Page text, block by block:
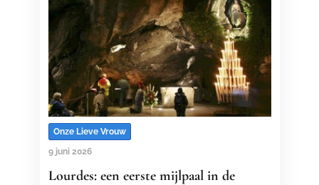
Onze Lieve Vrouw
9 juni 2026
Lourdes: een eerste mijlpaal in de